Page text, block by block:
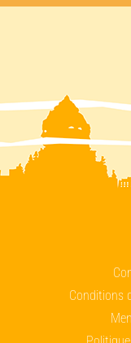
Conditions